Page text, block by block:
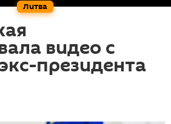
Литва
видео с
президента